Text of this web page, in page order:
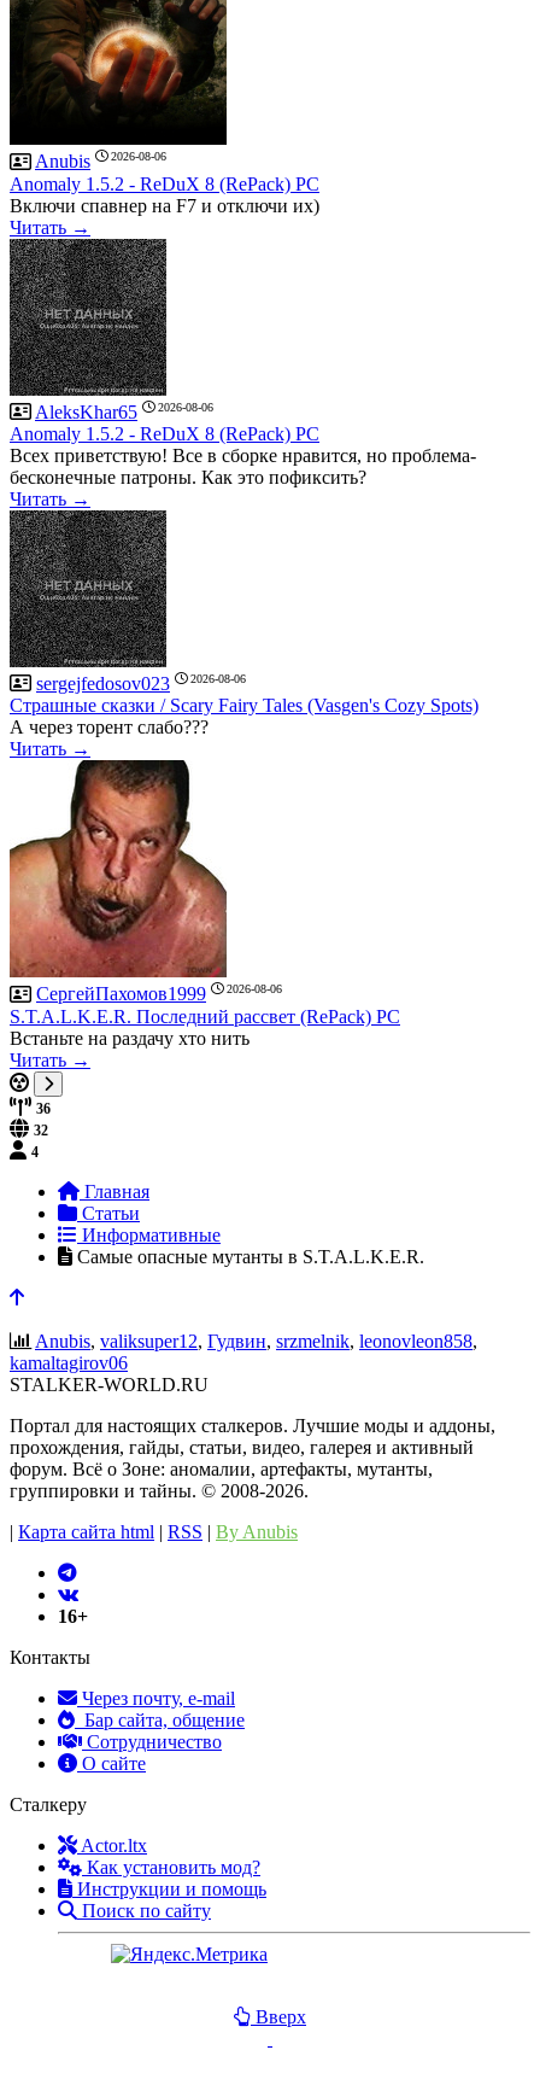
Anubis 2026-08-06
Anomaly 1.5.2 - ReDuX 8 (RePack) PC
Включи спавнер на F7 и отключи их)
Читать →
AleksKhar65 2026-08-06
Anomaly 1.5.2 - ReDuX 8 (RePack) PC
Всех приветствую! Все в сборке нравится, но проблема-
бесконечные патроны. Как это пофиксить?
Читать →
sergejfedosov023 2026-08-06
Страшные сказки / Scary Fairy Tales (Vasgen's Cozy Spots)
А через торент слабо???
Читать →
СергейПахомов1999 2026-08-06
S.T.A.L.K.E.R. Последний рассвет (RePack) PC
Встаньте на раздачу хто нить
Читать →
36
32
4
Главная
Статьи
Информативные
Самые опасные мутанты в S.T.A.L.K.E.R.
Anubis, valiksuper12, Гудвин, srzmelnik, leonovleon858,
kamaltagirov06
STALKER-WORLD.RU
Портал для настоящих сталкеров. Лучшие моды и аддоны,
прохождения, гайды, статьи, видео, галерея и активный
форум. Всё о Зоне: аномалии, артефакты, мутанты,
группировки и тайны. ©️ 2008-2026.
| Карта сайта html | RSS | By Anubis
16+
Контакты
Через почту, e-mail
Бар сайта, общение
Сотрудничество
О сайте
Сталкеру
Actor.ltx
Как установить мод?
Инструкции и помощь
Поиск по сайту
Вверх